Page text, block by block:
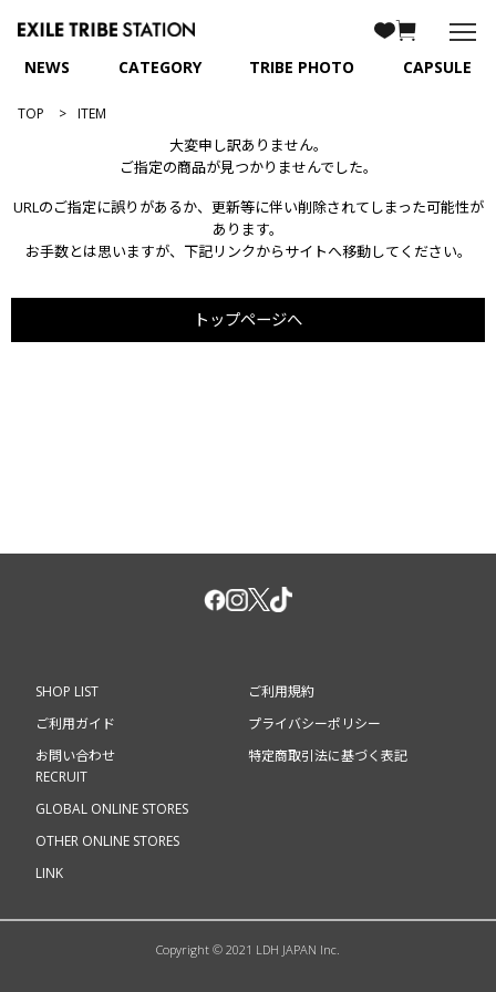
NEWS CATEGORY TRIBE PHOTO CAPSULE
TOP ITEM
大変申し訳ありません。
ご指定の商品が見つかりませんでした。
URLのご指定に誤りがあるか、更新等に伴い削除されてしまった可能性が
あります。
お手数とは思いますが、下記リンクからサイトへ移動してください。
トップページへ
SHOP LIST
ご利用ガイド
お問い合わせ
ご利用規約
プライバシーポリシー
特定商取引法に基づく表記
RECRUIT
GLOBAL ONLINE STORES
OTHER ONLINE STORES
LINK
Copyright © 2021 LDH JAPAN Inc.